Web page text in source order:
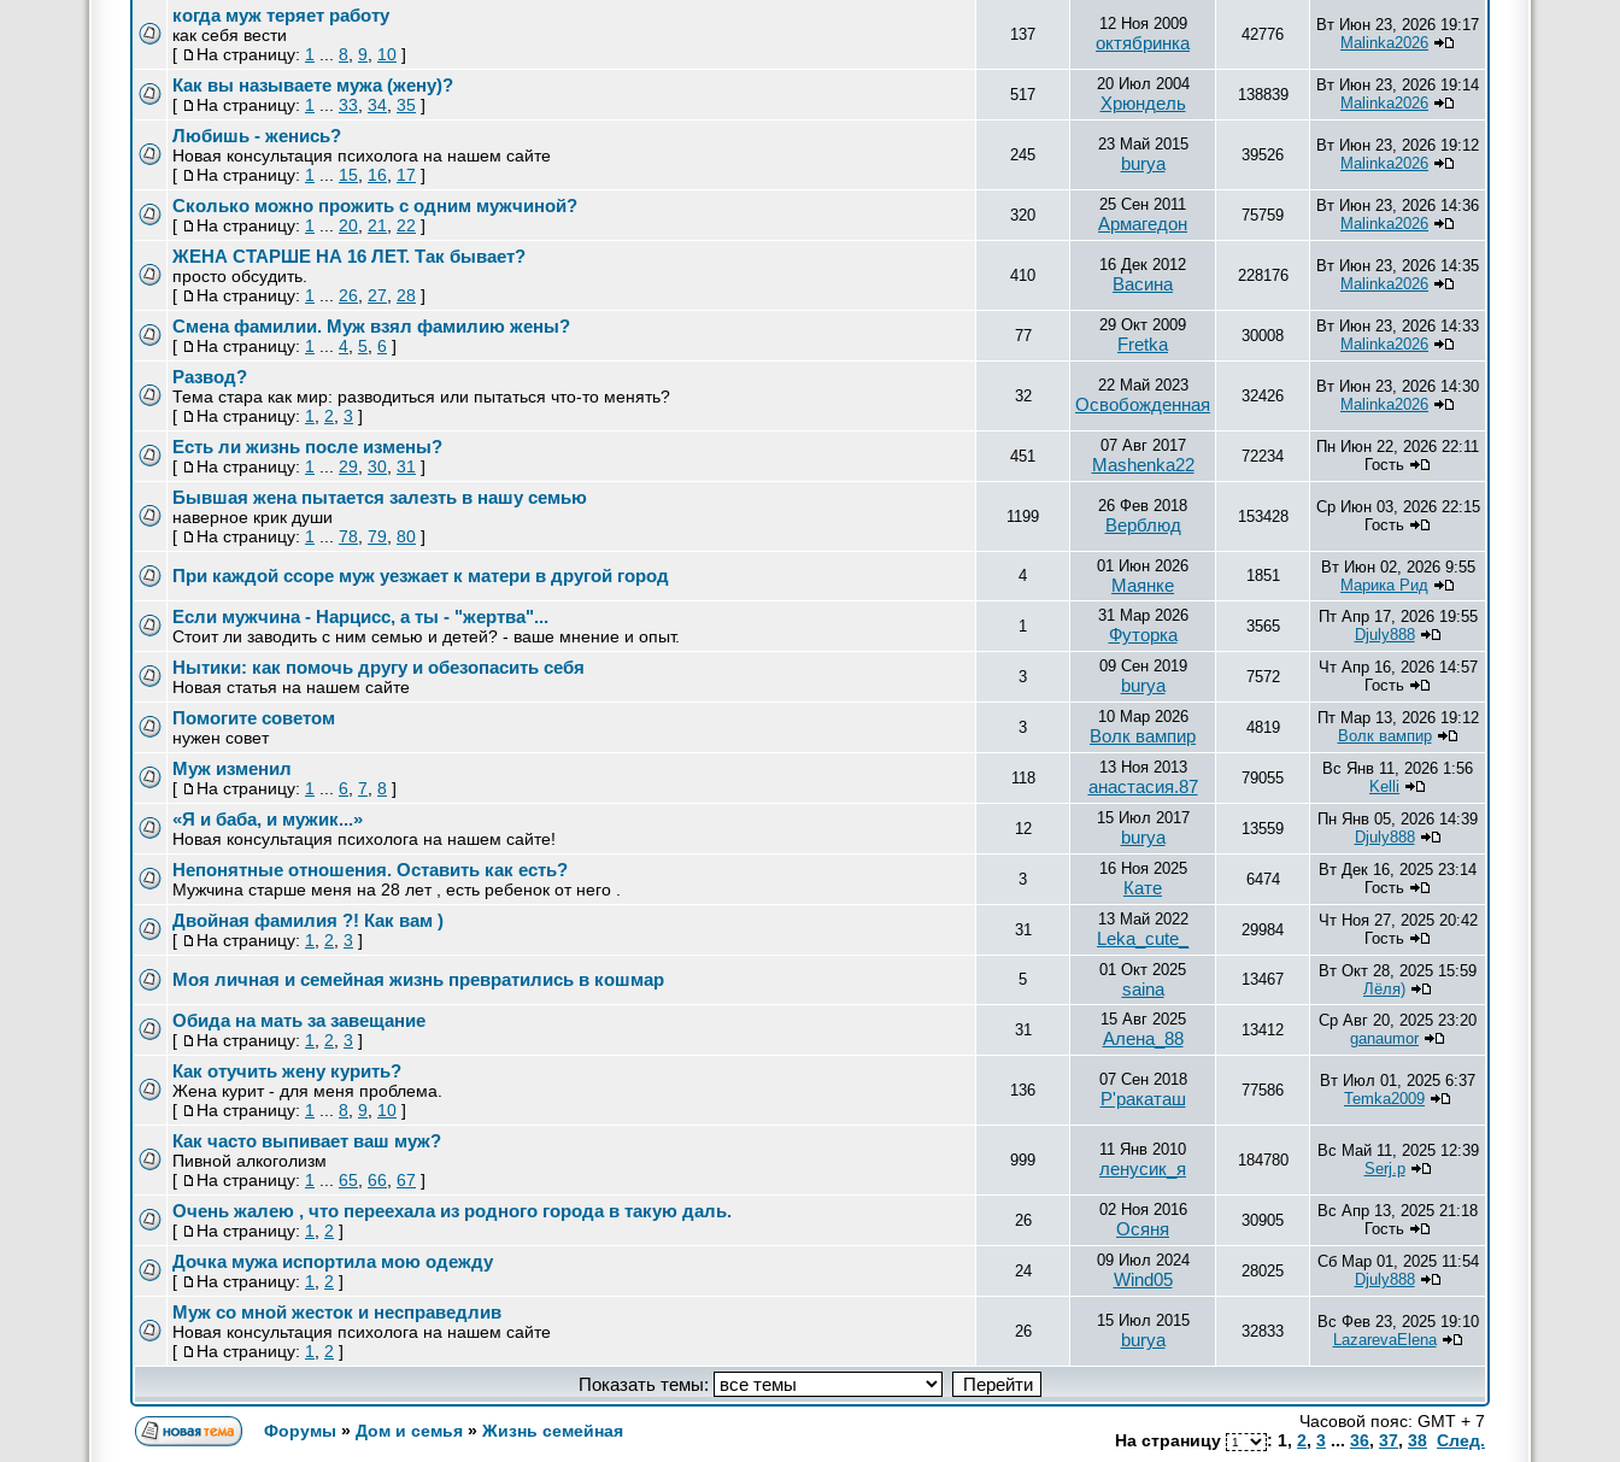
когда муж теряет работу
как себя вести
[
На страницу: 1 8 9 10 ]
137
12 Ноя 2009
октябринка 42776
Вт Июн 23, 2026 19:17
Malinka2026
Как вы называете мужа (жену)?
[ На страницу: 1 33 34 35 ]
517
20 Июл 2004
Хрюндель 138839
Вт Июн 23, 2026 19:14
Malinka2026
Любишь - женись?
Новая консультация психолога на нашем сайте
[
На страницу: 1 15 16 17 ]
245
23 Май 2015
burya 39526
Вт Июн 23, 2026 19:12
Malinka2026
Сколько можно прожить с одним мужчиной?
[ На страницу: 1 20 21 22 ]
320
25 Сен 2011
Армагедон 75759
Вт Июн 23, 2026 14:36
Malinka2026
ЖЕНА СТАРШЕ НА 16 ЛЕТ. Так бывает?
просто обсудить.
[
На страницу: 1 26 27 28 ]
410
16 Дек 2012
Васина 228176
Вт Июн 23, 2026 14:35
Malinka2026
Смена фамилии. Муж взял фамилию жены?
[ На страницу: 1 4 5 6 ]
77
29 Окт 2009
Fretka 30008
Вт Июн 23, 2026 14:33
Malinka2026
Развод?
Тема стара как мир: разводиться или пытаться что-то менять?
[
На страницу: 1 2 3 ]
32
22 Май 2023
Освобожденная 32426
Вт Июн 23, 2026 14:30
Malinka2026
Есть ли жизнь после измены?
[ На страницу: 1 29 30 31 ]
451
07 Авг 2017
Mashenka22 72234
Пн Июн 22, 2026 22:11
Гость
Бывшая жена пытается залезть в нашу семью
наверное крик души
[
На страницу: 1 78 79 80 ]
1199
26 Фев 2018
Верблюд 153428
Ср Июн 03, 2026 22:15
Гость
При каждой ссоре муж уезжает к матери в другой город 4
01 Июн 2026
Маянке 1851
Вт Июн 02, 2026 9:55
Марика Рид
Если мужчина - Нарцисс, а ты - "жертва"...
Стоит ли заводить с ним семью и детей? - ваше мнение и опыт.
1
31 Мар 2026
Футорка 3565
Пт Апр 17, 2026 19:55
Djuly888
Нытики: как помочь другу и обезопасить себя
Новая статья на нашем сайте
3
09 Сен 2019
burya 7572
Чт Апр 16, 2026 14:57
Гость
Помогите советом
нужен совет
3
10 Мар 2026
Волк вампир 4819
Пт Мар 13, 2026 19:12
Волк вампир
Муж изменил
[ На страницу: 1 6 7 8 ]
118
13 Ноя 2013
анастасия.87 79055
Вс Янв 11, 2026 1:56
Kelli
«Я и баба, и мужик...»
Новая консультация психолога на нашем сайте!
12
15 Июл 2017
burya 13559
Пн Янв 05, 2026 14:39
Djuly888
Непонятные отношения. Оставить как есть?
Мужчина старше меня на 28 лет , есть ребенок от него .
3
16 Ноя 2025
Кате 6474
Вт Дек 16, 2025 23:14
Гость
Двойная фамилия ?! Как вам )
[ На страницу: 1 2 3 ]
31
13 Май 2022
Leka_cute_ 29984
Чт Ноя 27, 2025 20:42
Гость
Моя личная и семейная жизнь превратились в кошмар 5
01 Окт 2025
saina 13467
Вт Окт 28, 2025 15:59
Лёля)
Обида на мать за завещание
[ На страницу: 1 2 3 ]
31
15 Авг 2025
Алена_88 13412
Ср Авг 20, 2025 23:20
ganaumor
Как отучить жену курить?
Жена курит - для меня проблема.
[
На страницу: 1 8 9 10 ]
136
07 Сен 2018
Р'ракаташ 77586
Вт Июл 01, 2025 6:37
Temka2009
Как часто выпивает ваш муж?
Пивной алкоголизм
[
На страницу: 1 65 66 67 ]
999
11 Янв 2010
ленусик_я 184780
Вс Май 11, 2025 12:39
Serj.p
Очень жалею , что переехала из родного города в такую даль.
[ На страницу: 1 2 ]
26
02 Ноя 2016
Осяня 30905
Вс Апр 13, 2025 21:18
Гость
Дочка мужа испортила мою одежду
[ На страницу: 1 2 ]
24
09 Июл 2024
Wind05 28025
Сб Мар 01, 2025 11:54
Djuly888
Муж со мной жесток и несправедлив
Новая консультация психолога на нашем сайте
[
На страницу: 1 2 ]
26
15 Июл 2015
burya 32833
Вс Фев 23, 2025 19:10
LazarevaElena
Показать темы:
Форумы » Дом и семья » Жизнь семейная
Часовой пояс: GMT + 7
На страницу
: 1, 2, 3 ... 36, 37, 38 След.